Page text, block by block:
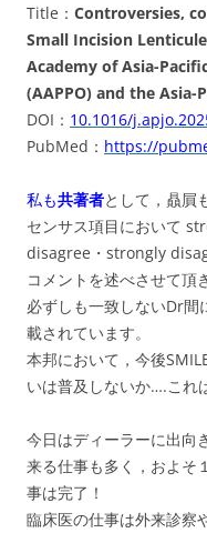
Title： Controversies,
Small Incision
Academy of Asia-
(AAPPO) and the Asia-
DOI： 10.1016/
PubMed： https://
私も共著者として，贔屓
センサス項目において
disagree・strongly
コメントを述べさせて頂
必ずしも一致しないDr間
載されています。
本邦において，今後
いは普及しないか….これ
今日はディーラーに出向
来る仕事も多く，およそ
事は完了！
臨床医の仕事は外来診察